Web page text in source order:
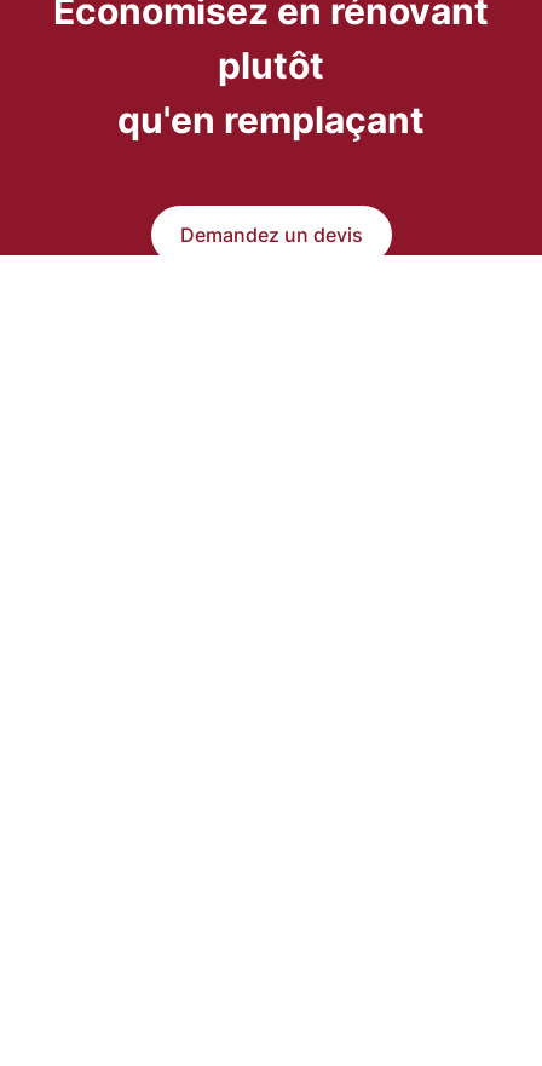
Économisez en rénovant
plutôt
qu'en remplaçant
Demandez un devis